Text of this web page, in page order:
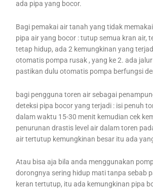
ada pipa yang bocor.
Bagi pemakai air tanah yang tidak
pipa air yang bocor : tutup semua kran air,
tetap hidup, ada 2 kemungkinan yang
otomatis pompa rusak , yang ke 2. ada
pastikan dulu otomatis pompa berfungsi
bagi pengguna toren air sebagai
deteksi pipa bocor yang terjadi : isi penuh
dalam waktu 15-30 menit kemudian cek
penurunan drastis level air dalam toren
air tertutup kemungkinan besar itu ada
Atau bisa aja bila anda menggunakan
dorongnya sering hidup mati tanpa sebab
keran tertutup, itu ada kemungkinan pipa